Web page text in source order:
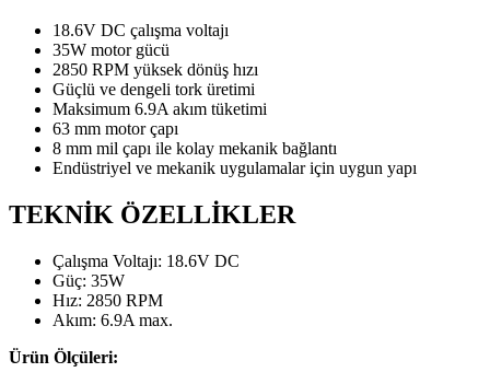
18.6V DC çalışma voltajı
35W motor gücü
2850 RPM yüksek dönüş hızı
Güçlü ve dengeli tork üretimi
Maksimum 6.9A akım tüketimi
63 mm motor çapı
8 mm mil çapı ile kolay mekanik bağlantı
Endüstriyel ve mekanik uygulamalar için uygun yapı
TEKNİK ÖZELLİKLER
Çalışma Voltajı: 18.6V DC
Güç: 35W
Hız: 2850 RPM
Akım: 6.9A max.
Ürün Ölçüleri: